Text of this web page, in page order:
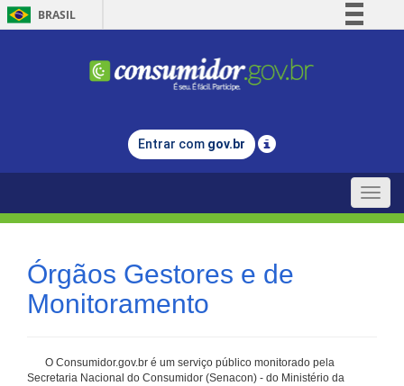
BRASIL
Comunica BR
Legislação
Entrar com gov.br
Toggle
Órgãos Gestores e de
Monitoramento
O Consumidor.gov.br é um serviço público monitorado pela
Secretaria Nacional do Consumidor (Senacon) - do Ministério da